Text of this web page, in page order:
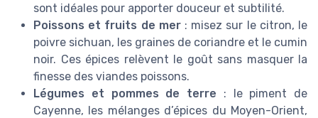
sont idéales pour apporter douceur et subtilité.
Poissons et fruits de mer: misez sur le citron, le
poivre sichuan, les graines de coriandre et le cumin
noir. Ces épices relèvent le goût sans masquer la
finesse des viandes poissons.
Légumes et pommes de terre : le piment de
Cayenne, les mélanges d’épices du Moyen-Orient,